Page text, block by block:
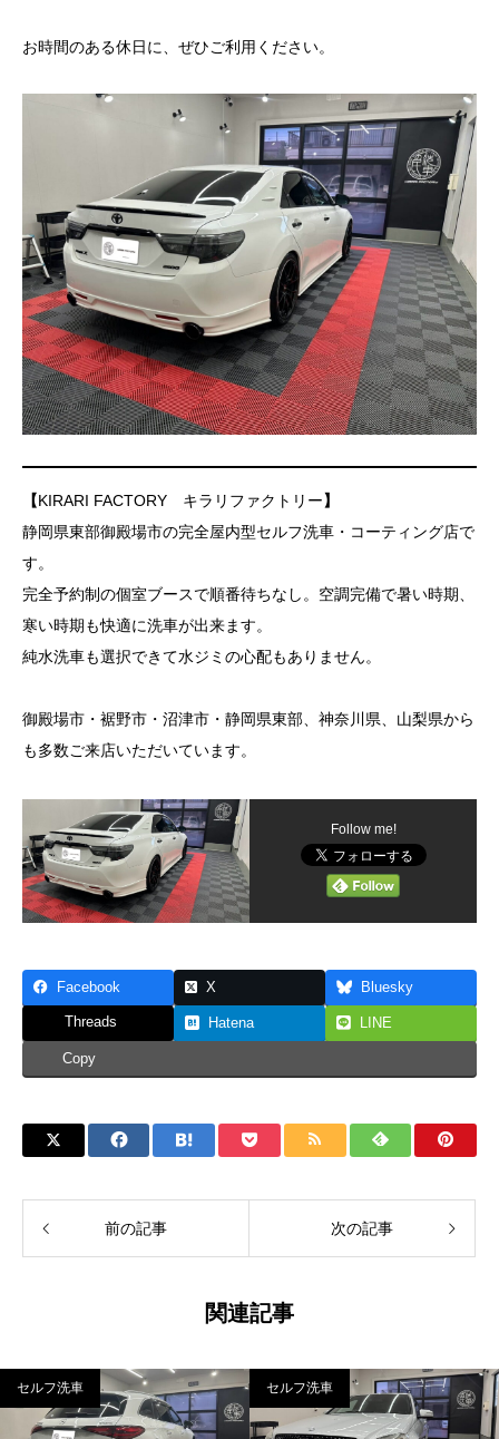
お時間のある休日に、ぜひご利用ください。
【KIRARI FACTORY キラリファクトリー】
静岡県東部御殿場市の完全屋内型セルフ洗車・コーティング店で
す。
完全予約制の個室ブースで順番待ちなし。空調完備で暑い時期、
寒い時期も快適に洗車が出来ます。
純水洗車も選択できて水ジミの心配もありません。
御殿場市・裾野市・沼津市・静岡県東部、神奈川県、山梨県から
も多数ご来店いただいています。
Follow me!
Facebook X Bluesky
Threads Hatena LINE
Copy
前の記事 次の記事
関連記事
セルフ洗車 セルフ洗車